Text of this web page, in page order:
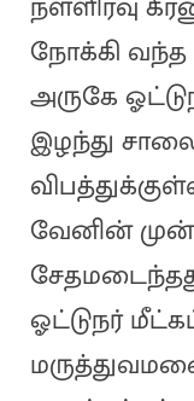
நோக்கி வந்த
அருகே
இழந்து
வேனின்
ஓட்டுநர்